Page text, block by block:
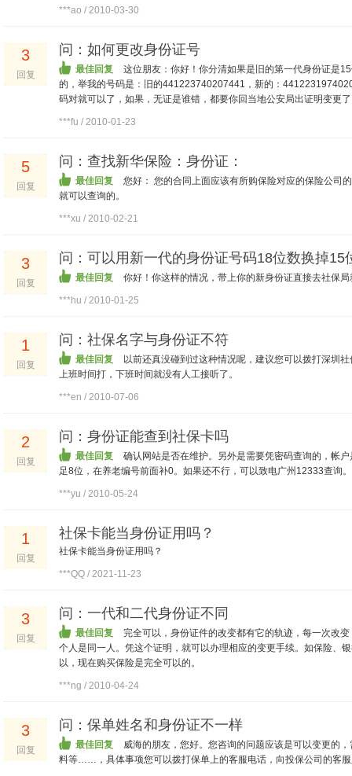
***ao / 2010-03-30
3
回复
问：如何更改身份证号
最佳回复
这位朋友：你好！你分清如果是旧的第一代身份证是
的，举我的号码是：旧的441223740207441，新的：
码对就可以了，如果，无证是谁错，都要你回当地公安局出证明变更
***fu / 2010-01-23
5
回复
问：查找新华保险：身份证：
最佳回复
您好： 您的合同上面应该有所购保险对应的保险公司
就可以查询的。
***xu / 2010-02-21
3
回复
问：可以用新一代的身份证号码18位数换掉15
最佳回复 你好！你这样的情况，带上你的新身份证直接去社保
***hu / 2010-01-25
1
回复
问：社保名字与身份证不符
最佳回复
以前还真没碰到过这种情况呢，建议您可以拨打深圳
上班时间打，下班时间就没有人工接听了。
***en / 2010-07-06
2
回复
问：身份证能查到社保卡吗
最佳回复
确认网站是否在维护。另外是需要凭密码查询的，帐
足8位，在养老编号前面补0。如果还不行，可以致电广州12333查询。
***yu / 2010-05-24
1
回复
社保卡能当身份证用吗？
社保卡能当身份证用吗？
***QQ / 2021-11-23
3
回复
问：一代和二代身份证不同
最佳回复
完全可以，身份证件的改变都有它的轨迹，每一次改
个人是同一人。凭这个证明，就可以办理相应的变更手续。如保险、
以，现在购买保险是完全可以的。
***ng / 2010-04-24
3
回复
问：保单姓名和身份证不一样
最佳回复
威海的朋友，您好。您咨询的问题应该是可以变更的
料等……，具体事项您可以拨打保单上的客服电话，向投保公司的客